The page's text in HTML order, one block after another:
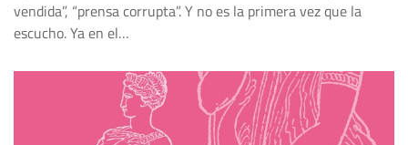
vendida”, “prensa corrupta”. Y no es la primera vez que la
escucho. Ya en el…